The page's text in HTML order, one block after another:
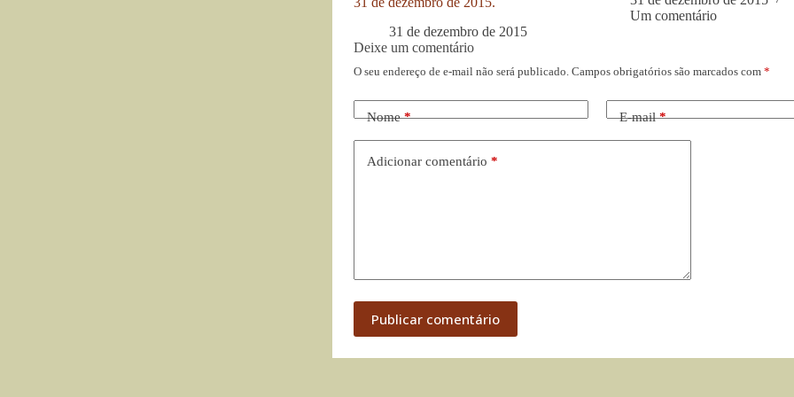
31 de dezembro de 2015
Um comentário
Deixe um comentário
O seu endereço de e-mail não será publicado. Campos obrigatórios são marcados com *
Nome* E-mail*
Adicionar comentário *
Publicar comentário